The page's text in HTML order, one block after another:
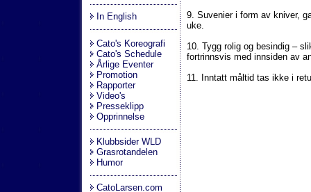
In English
Cato's Koreografi
Cato's Schedule
Årlige Eventer
Promotion
Rapporter
Video's
Presseklipp
Opprinnelse
Klubbsider WLD
Grasrotandelen
Humor
CatoLarsen.com
9. Suvenier i form av kniver,
uke.
10. Tygg rolig og besindig –
fortrinnsvis med innsiden av
11. Inntatt måltid tas ikke i